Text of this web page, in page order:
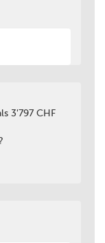
3'797 CHF